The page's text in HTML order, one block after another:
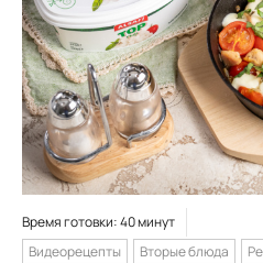
Время готовки: 40 минут
Видеорецепты
Вторые блюда